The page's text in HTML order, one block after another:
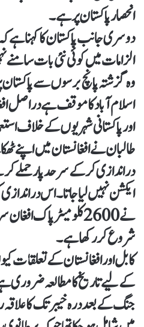
انحصار پاکستان پر ہے۔
دوسری جانب پاکستان کا کہنا
الزامات میں کوئی نئی بات سامنے
وہ گزشتہ پانچ برسوں سے
اسلام آباد کا موقف ہے دراصل
اور پاکستانی شہریوں کے خلاف
طالبان نے افغانستان میں اپنے
دراندازی کر کے سرحد پار حملے
ایکشن نہیں لیا جاتا۔اس
نے 2600 کلومیٹر پاک
شروع کر رکھا ہے۔
کابل اور افغانستان کے تعلقات
جنگ کے بعد درہ خیبر تک کا